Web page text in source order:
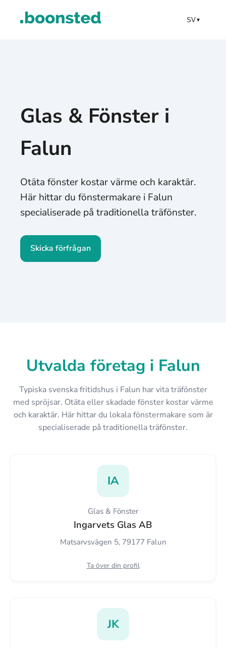
SV▼
Glas & Fönster i
Falun
Otäta fönster kostar värme och karaktär.
Här hittar du fönstermakare i Falun
specialiserade på traditionella träfönster.
Skicka förfrågan
Utvalda företag i Falun
Typiska svenska fritidshus i Falun har vita träfönster
med spröjsar. Otäta eller skadade fönster kostar värme
och karaktär. Här hittar du lokala fönstermakare som är
specialiserade på traditionella träfönster.
IA
Glas & Fönster
Ingarvets Glas AB
Matsarvsvägen 5, 79177 Falun
Ta över din profil
JK